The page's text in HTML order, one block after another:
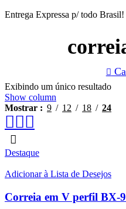
Entrega Expressa p/ todo Brasil!
Exibindo um único resultado
Show column
Mostrar
9 12 18 24
Destaque
Adicionar à Lista de Desejos
Correia em V perfil BX-